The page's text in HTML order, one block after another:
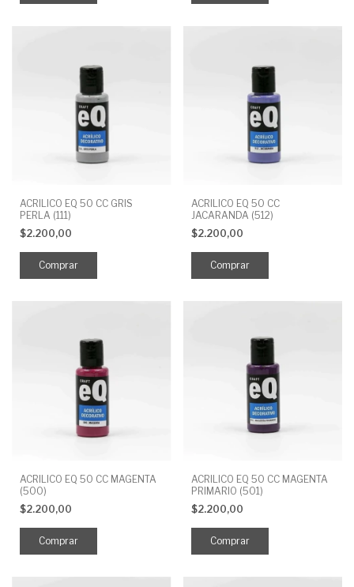
ACRILICO EQ 50 CC GRIS
PERLA (111)
$2.200,00
ACRILICO EQ 50 CC
JACARANDA (512)
$2.200,00
ACRILICO EQ 50 CC MAGENTA
(500)
$2.200,00
ACRILICO EQ 50 CC MAGENTA
PRIMARIO (501)
$2.200,00